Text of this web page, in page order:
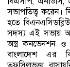
সভাপতিত্ব করেন।
হতে
সদস্য এই সভায়
অস্ত্র কনভেনশন ও
বাংলাদেশ এর